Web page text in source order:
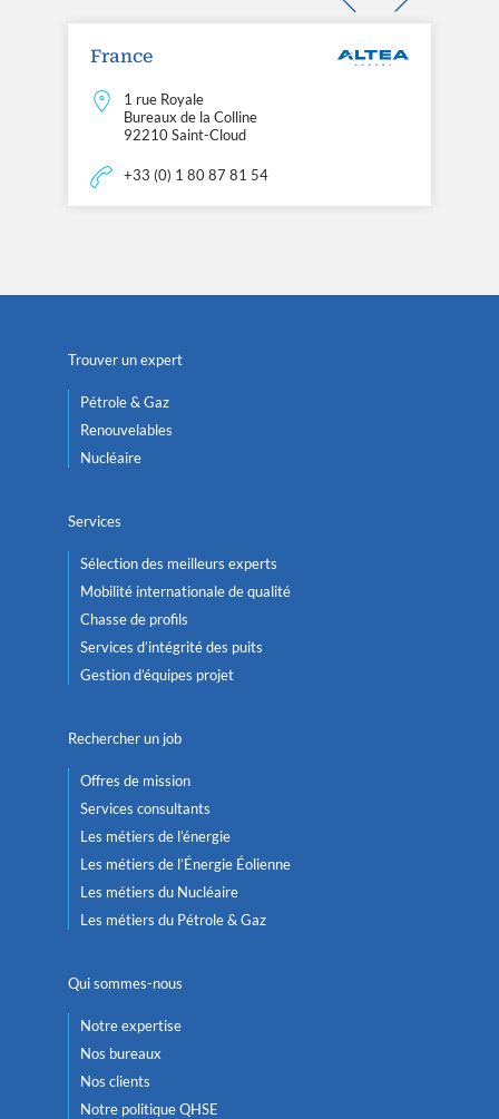
France
1 rue Royale
Bureaux de la Colline
92210 Saint-Cloud
+33 (0) 1 80 87 81 54
Trouver un expert
Pétrole & Gaz
Renouvelables
Nucléaire
Services
Sélection des meilleurs experts
Mobilité internationale de qualité
Chasse de profils
Services d’intégrité des puits
Gestion d’équipes projet
Rechercher un job
Offres de mission
Services consultants
Les métiers de l’énergie
Les métiers de l’Énergie Éolienne
Les métiers du Nucléaire
Les métiers du Pétrole & Gaz
Qui sommes-nous
Notre expertise
Nos bureaux
Nos clients
Notre politique QHSE